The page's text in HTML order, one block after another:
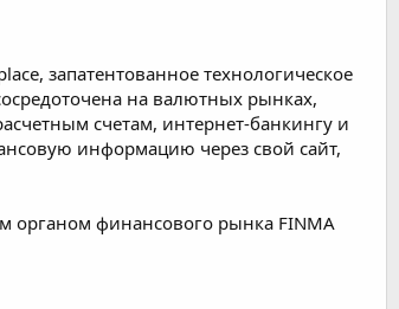
запатентованное технологическое
на валютных рынках,
счетам, интернет-банкингу и
информацию через свой сайт,
органом финансового рынка FINMA